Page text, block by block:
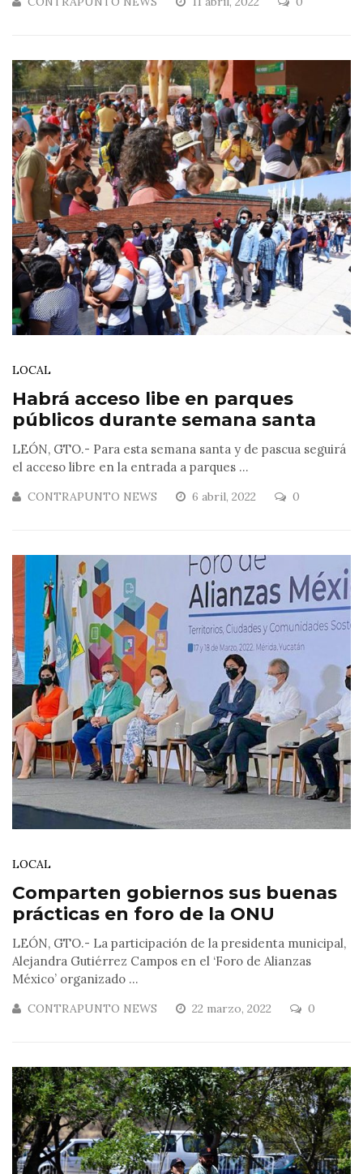
LOCAL
Habrá acceso libe en parques
públicos durante semana santa
LEÓN, GTO.- Para esta semana santa y de pascua seguirá
el acceso libre en la entrada a parques ...
CONTRAPUNTO NEWS 6 abril, 2022 0
LOCAL
Comparten gobiernos sus buenas
prácticas en foro de la ONU
LEÓN, GTO.- La participación de la presidenta municipal,
Alejandra Gutiérrez Campos en el ‘Foro de Alianzas
México’ organizado ...
CONTRAPUNTO NEWS 22 marzo, 2022 0